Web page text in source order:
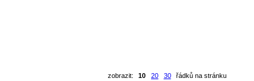
zobrazit:
10 20 30 řádků na stránku